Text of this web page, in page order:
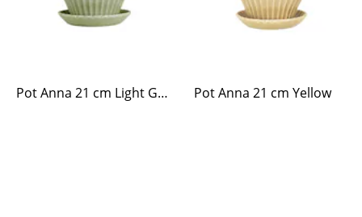
Pot Anna 21 cm Light Green Pot Anna 21 cm Yellow